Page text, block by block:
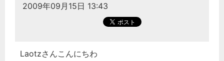
2009年09月15日 13:43
Laotzさんこんにちわ